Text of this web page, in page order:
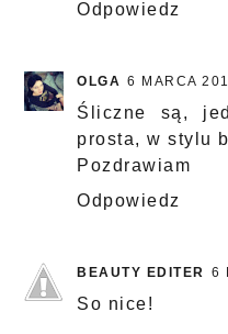
Odpowiedz
OLGA 6 MARCA
Śliczne są,
prosta, w stylu
Pozdrawiam
Odpowiedz
BEAUTY EDITER 6
So nice!